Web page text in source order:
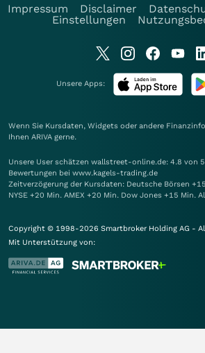
Impressum
Disclaimer
Einstellungen
Unsere Apps:
Wenn Sie Kursdaten, Widgets oder andere
Ihnen ARIVA gerne.
Unsere User schätzen wallstreet-online.de: 4.8 von
Bewertungen bei www.kagels-trading.de
Zeitverzögerung der Kursdaten: Deutsche Börsen
NYSE +20 Min. AMEX +20 Min. Dow Jones +15 Min.
Copyright © 1998-2026 Smartbroker Holding AG -
Mit Unterstützung von: